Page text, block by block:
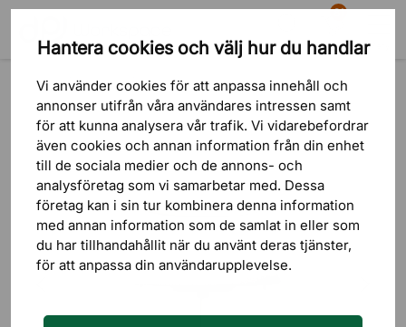
Hantera cookies och välj hur du handlar
Vi använder cookies för att anpassa innehåll och
annonser utifrån våra användares intressen samt
för att kunna analysera vår trafik. Vi vidarebefordrar
även cookies och annan information från din enhet
till de sociala medier och de annons- och
analysföretag som vi samarbetar med. Dessa
företag kan i sin tur kombinera denna information
med annan information som de samlat in eller som
du har tillhandahållit när du använt deras tjänster,
för att anpassa din användarupplevelse.
Sök
81
Varukorg Meny